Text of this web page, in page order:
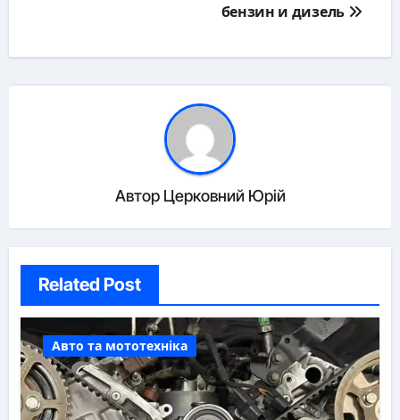
бензин и дизель
Автор Церковний Юрій
Related Post
Авто та мототехніка